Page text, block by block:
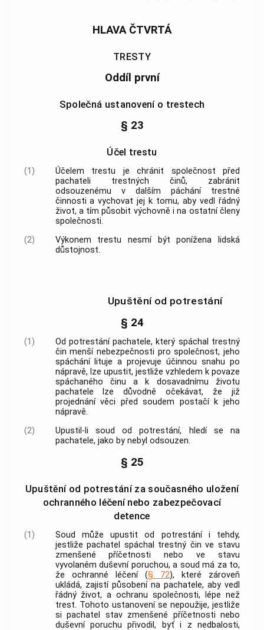
HLAVA ČTVRTÁ
TRESTY
Oddíl první
Společná ustanovení o trestech
§ 23
Účel trestu
(1)
Účelem trestu je chránit společnost před
pachateli trestných činů, zabránit
odsouzenému v dalším páchání trestné
činnosti a vychovat jej k tomu, aby vedl řádný
život, a tím působit výchovně i na ostatní členy
společnosti.
(2)
Výkonem trestu nesmí být ponížena lidská
důstojnost.
Upuštění od potrestání
§ 24
(1) Od potrestání pachatele, který spáchal trestný
čin menší nebezpečnosti pro společnost, jeho
spáchání lituje a projevuje účinnou snahu po
nápravě, lze upustit, jestliže vzhledem k povaze
spáchaného činu a k dosavadnímu životu
pachatele lze důvodně očekávat, že již
projednání věci před soudem postačí k jeho
nápravě.
(2)
Upustil-li soud od potrestání, hledí se na
pachatele, jako by nebyl odsouzen.
§ 25
Upuštění od potrestání za současného uložení
ochranného léčení nebo zabezpečovací
detence
(1)
Soud může upustit od potrestání i tehdy,
jestliže pachatel spáchal trestný čin ve stavu
zmenšené příčetnosti nebo ve stavu
vyvolaném duševní poruchou, a soud má za to,
že ochranné léčení (§ 72), které zároveň
ukládá, zajistí působení na pachatele, aby vedl
řádný život, a ochranu společnosti, lépe než
trest. Tohoto ustanovení se nepoužije, jestliže
si pachatel stav zmenšené příčetnosti nebo
duševní poruchu přivodil, byť i z nedbalosti,